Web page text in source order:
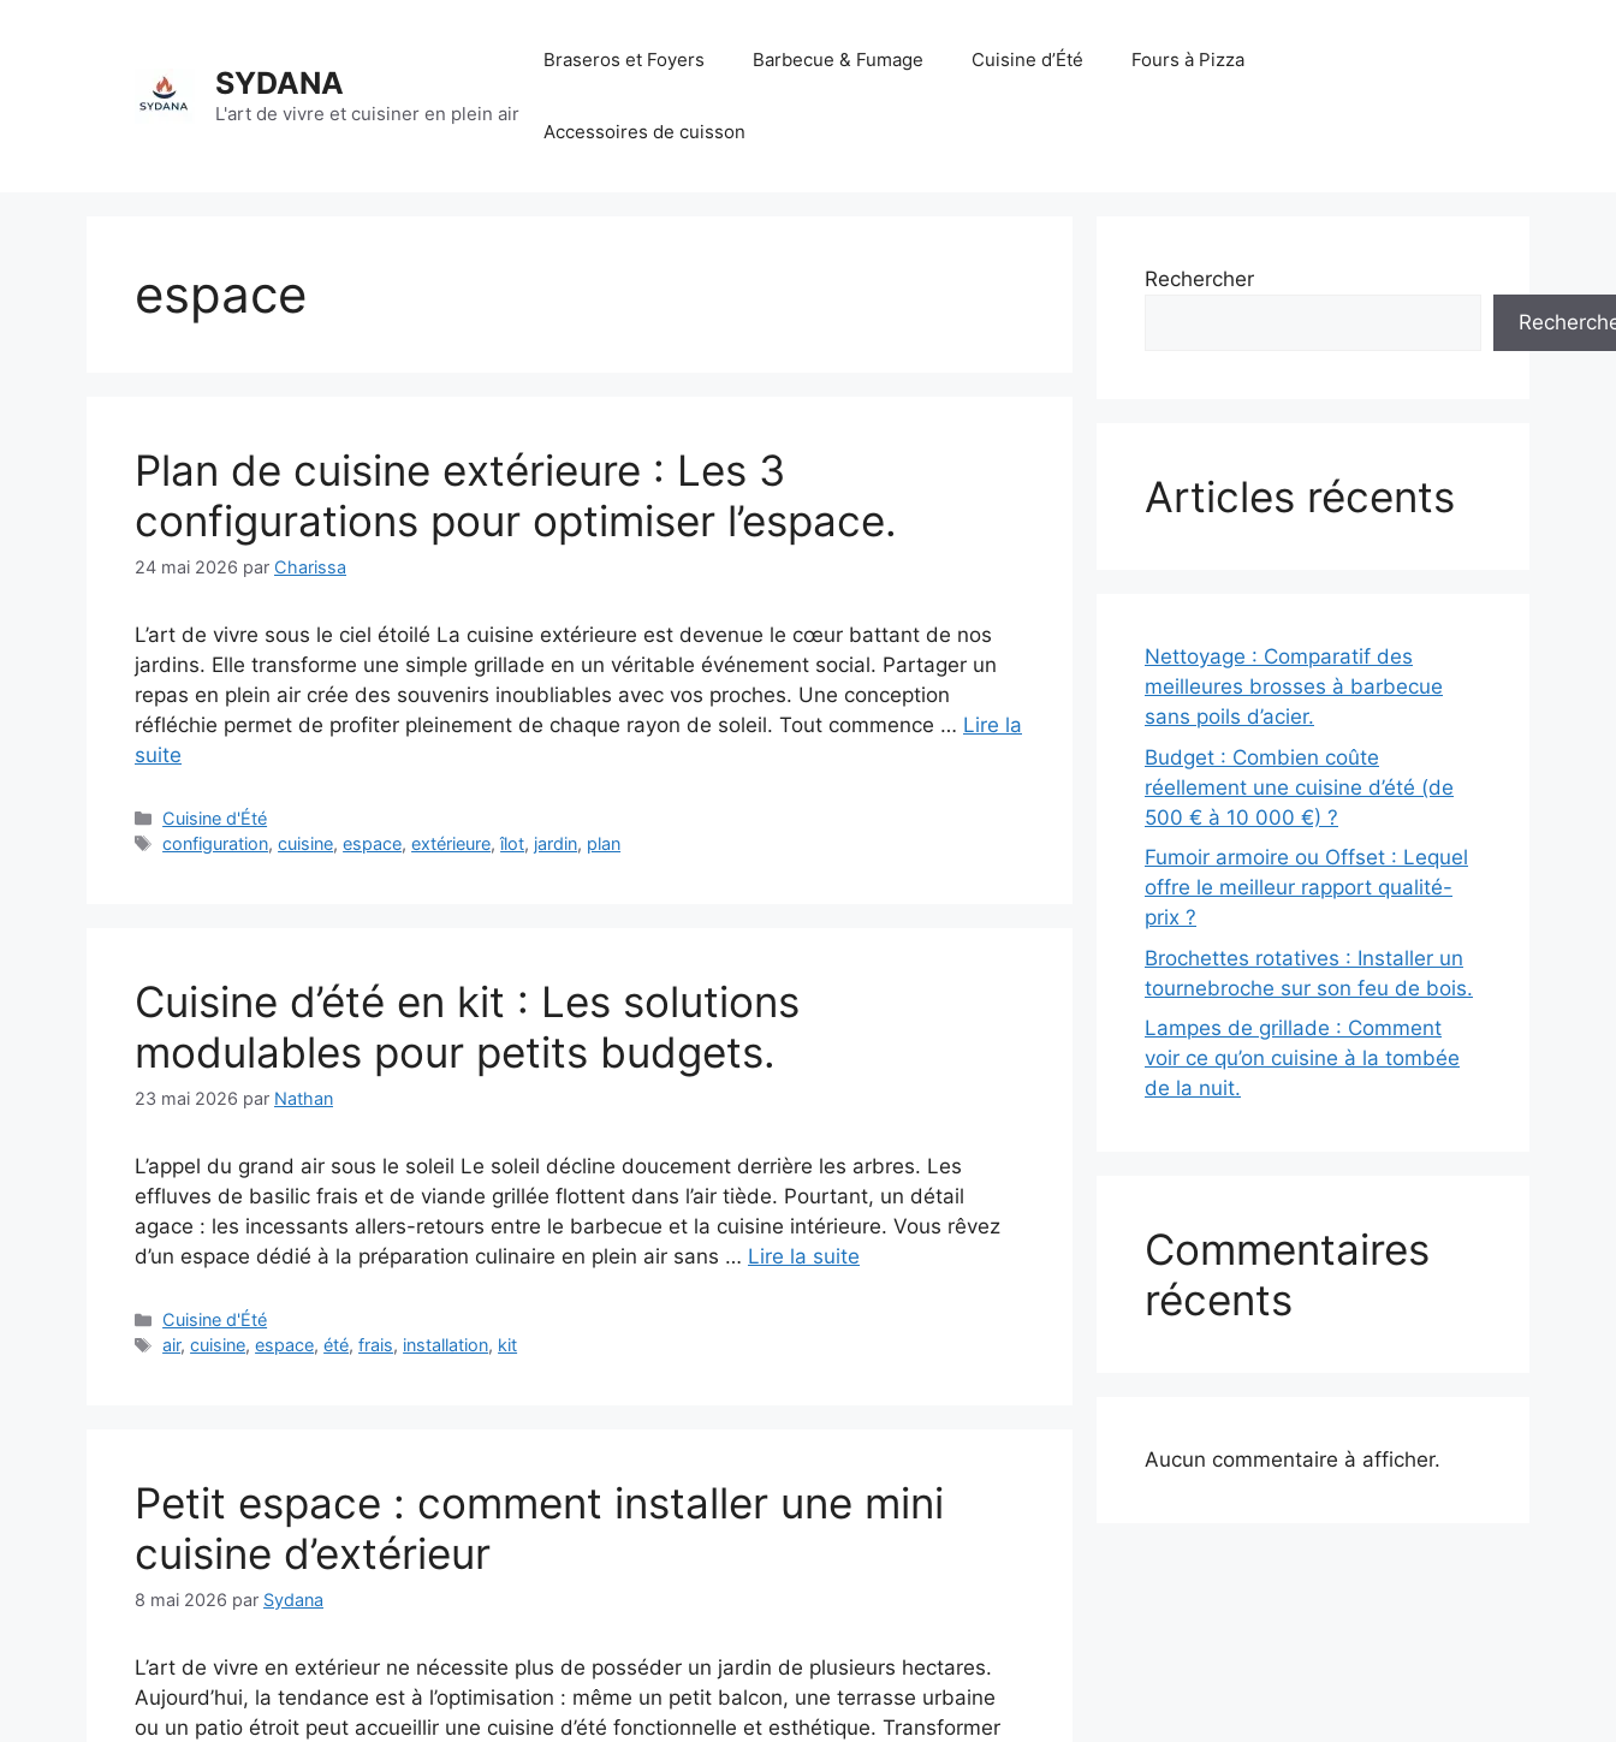
SYDANA
L'art de vivre et cuisiner en plein air
Braseros et Foyers Barbecue & Fumage Cuisine d’Été Fours à Pizza
Accessoires de cuisson
espace
Plan de cuisine extérieure : Les 3
configurations pour optimiser l’espace.
24 mai 2026 par Charissa
L’art de vivre sous le ciel étoilé La cuisine extérieure est devenue le cœur battant de nos
jardins. Elle transforme une simple grillade en un véritable événement social. Partager un
repas en plein air crée des souvenirs inoubliables avec vos proches. Une conception
réfléchie permet de profiter pleinement de chaque rayon de soleil. Tout commence … Lire la
suite
Catégories
Cuisine d'Été
Étiquettes
configuration,cuisine,espace,extérieure,îlot, jardin, plan
Cuisine d’été en kit : Les solutions
modulables pour petits budgets.
23 mai 2026 par Nathan
L’appel du grand air sous le soleil Le soleil décline doucement derrière les arbres. Les
effluves de basilic frais et de viande grillée flottent dans l’air tiède. Pourtant, un détail
agace : les incessants allers-retours entre le barbecue et la cuisine intérieure. Vous rêvez
d’un espace dédié à la préparation culinaire en plein air sans … Lire la suite
Catégories
Cuisine d'Été
Étiquettes
air,cuisine,espace,été,frais, installation, kit
Petit espace : comment installer une mini
cuisine d’extérieur
8 mai 2026 par Sydana
L’art de vivre en extérieur ne nécessite plus de posséder un jardin de plusieurs hectares.
Aujourd’hui, la tendance est à l’optimisation : même un petit balcon, une terrasse urbaine
ou un patio étroit peut accueillir une cuisine d’été fonctionnelle et esthétique. Transformer
Rechercher
Articles récents
Nettoyage : Comparatif des
meilleures brosses à barbecue
sans poils d’acier.
Budget : Combien coûte
réellement une cuisine d’été (de
500 € à 10 000 €) ?
Fumoir armoire ou Offset : Lequel
offre le meilleur rapport qualité-
prix ?
Brochettes rotatives : Installer un
tournebroche sur son feu de bois.
Lampes de grillade : Comment
voir ce qu’on cuisine à la tombée
de la nuit.
Commentaires
récents
Aucun commentaire à afficher.